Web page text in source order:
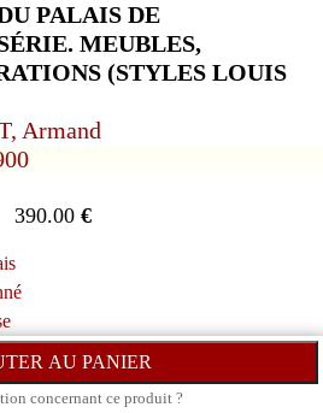
PALAIS DE
MEUBLES,
(STYLES LOUIS
Armand
390.00 €
concernant ce produit ?